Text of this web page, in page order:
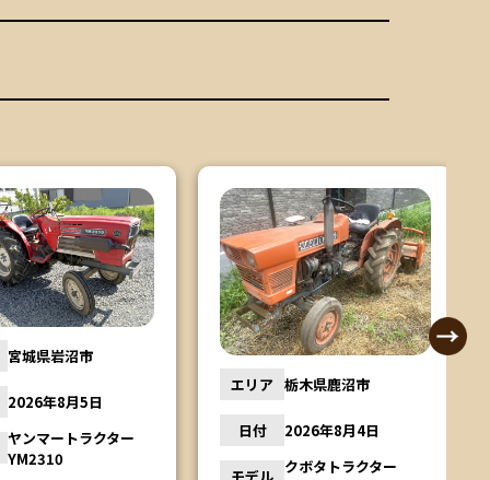
城県岩沼市
2026年8月5日
ヤンマートラクター
エリア 栃木県鹿沼市
日付 2026年8月4日
クボタトラクター